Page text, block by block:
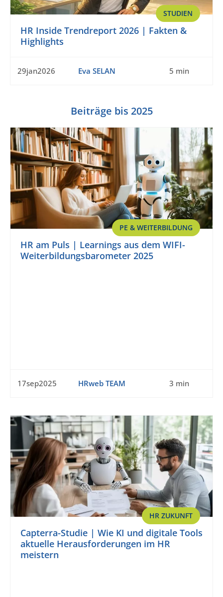
STUDIEN
HR Inside Trendreport 2026 | Fakten &
Highlights
29jan2026 Eva SELAN 5 min
Beiträge bis 2025
PE & WEITERBILDUNG
HR am Puls | Learnings aus dem WIFI-
Weiterbildungsbarometer 2025
17sep2025 HRweb TEAM 3 min
HR ZUKUNFT
Capterra-Studie | Wie KI und digitale Tools
aktuelle Herausforderungen im HR
meistern